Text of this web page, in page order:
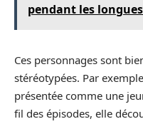
pendant les
Ces personnages sont
stéréotypées. Par
présentée comme une
fil des épisodes, elle